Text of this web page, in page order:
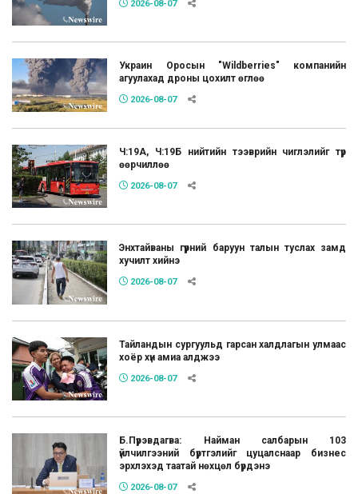
2026-08-07
Украин Оросын "Wildberries" компанийн
агуулахад дроны цохилт өглөө
2026-08-07
Ч:19А, Ч:19Б нийтийн тээврийн чиглэлийг түр
өөрчиллөө
2026-08-07
Энхтайваны гүүрний баруун талын туслах замд
хучилт хийнэ
2026-08-07
Тайландын сургуульд гарсан халдлагын улмаас
хоёр хүн амиа алджээ
2026-08-07
Б.Пүрэвдагва: Найман салбарын 103
үйлчилгээний бүртгэлийг цуцалснаар бизнес
эрхлэхэд таатай нөхцөл бүрдэнэ
2026-08-07